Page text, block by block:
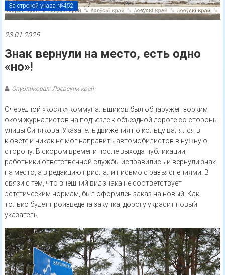
За строкой указа №452
23.01.2025
Знак вернули на место, есть одно
«но»!
Опубликовал: Лоевский край
Очередной «косяк» коммунальщиков был обнаружен зорким
оком журналистов на подъезде к объездной дороге со стороны
улицы Синякова. Указатель движения по кольцу валялся в
кювете и никак не мог направить автомобилистов в нужную
сторону. В скором времени после выхода публикации,
работники ответственной службы исправились и вернули знак
на место, а в редакцию прислали письмо с разъяснениями. В
связи с тем, что внешний вид знака не соответствует
эстетическим нормам, был оформлен заказ на новый. Как
только будет произведена закупка, дорогу украсит новый
указатель.